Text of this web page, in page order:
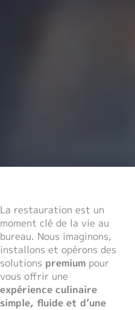
La restauration est un
moment clé de la vie au
bureau. Nous imaginons,
installons et opérons des
solutions premium pour
vous offrir une
expérience culinaire
simple, fluide et d’une